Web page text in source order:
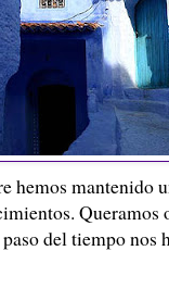
hemos mantenido
del tiempo nos